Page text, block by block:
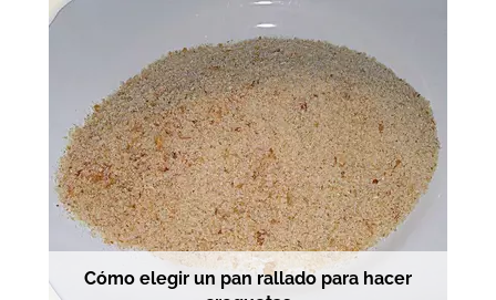
Cómo elegir un pan rallado para hacer